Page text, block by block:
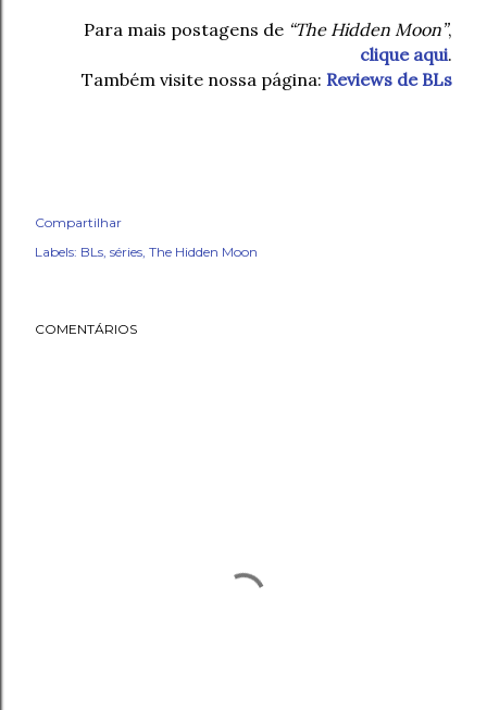
Para mais postagens de “The Hidden Moon”,
clique aqui.
Também visite nossa página: Reviews de BLs
Compartilhar
Labels: BLs séries The Hidden Moon
COMENTÁRIOS